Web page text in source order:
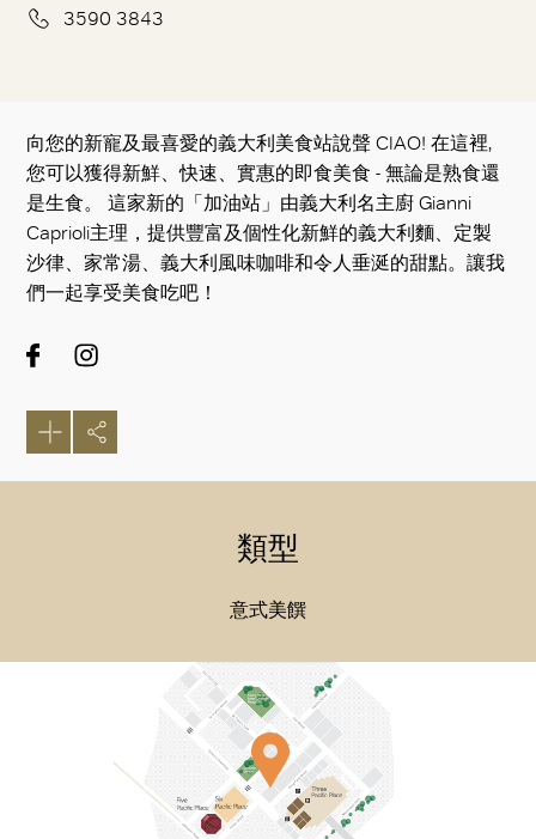
3590 3843
向您的新寵及最喜愛的義大利美食站說聲 CIAO! 在這裡,
您可以獲得新鮮、快速、實惠的即食美食 - 無論是熟食還
是生食。 這家新的「加油站」由義大利名主廚 Gianni
Caprioli主理，提供豐富及個性化新鮮的義大利麵、定製
沙律、家常湯、義大利風味咖啡和令人垂涎的甜點。讓我
們一起享受美食吃吧！
類型
意式美饌